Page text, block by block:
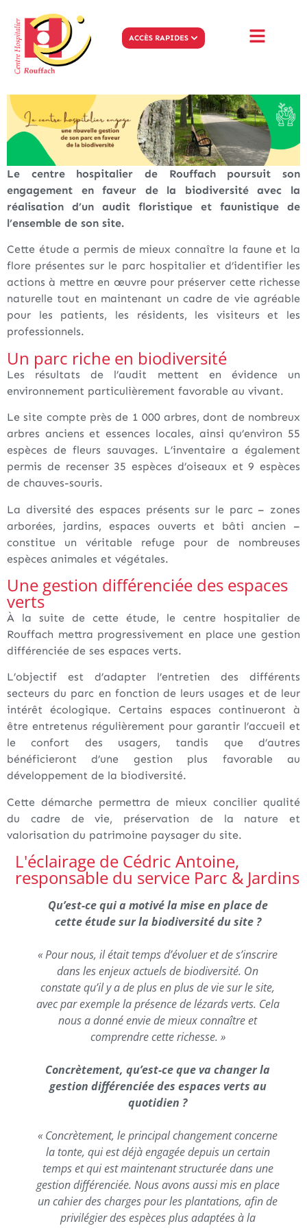
ACCÈS RAPIDES
Le centre hospitalier de Rouffach poursuit son
engagement en faveur de la biodiversité avec la
réalisation d’un audit floristique et faunistique de
l’ensemble de son site.
Cette étude a permis de mieux connaître la faune et la
flore présentes sur le parc hospitalier et d’identifier les
actions à mettre en œuvre pour préserver cette richesse
naturelle tout en maintenant un cadre de vie agréable
pour les patients, les résidents, les visiteurs et les
professionnels.
Un parc riche en biodiversité
Les résultats de l’audit mettent en évidence un
environnement particulièrement favorable au vivant.
Le site compte près de 1 000 arbres, dont de nombreux
arbres anciens et essences locales, ainsi qu’environ 55
espèces de fleurs sauvages. L’inventaire a également
permis de recenser 35 espèces d’oiseaux et 9 espèces
de chauves-souris.
La diversité des espaces présents sur le parc – zones
arborées, jardins, espaces ouverts et bâti ancien –
constitue un véritable refuge pour de nombreuses
espèces animales et végétales.
Une gestion différenciée des espaces
verts
À la suite de cette étude, le centre hospitalier de
Rouffach mettra progressivement en place une gestion
différenciée de ses espaces verts.
L’objectif est d’adapter l’entretien des différents
secteurs du parc en fonction de leurs usages et de leur
intérêt écologique. Certains espaces continueront à
être entretenus régulièrement pour garantir l’accueil et
le confort des usagers, tandis que d’autres
bénéficieront d’une gestion plus favorable au
développement de la biodiversité.
Cette démarche permettra de mieux concilier qualité
du cadre de vie, préservation de la nature et
valorisation du patrimoine paysager du site.
L'éclairage de Cédric Antoine,
responsable du service Parc & Jardins
Qu’est-ce qui a motivé la mise en place de
cette étude sur la biodiversité du site ?
« Pour nous, il était temps d’évoluer et de s’inscrire
dans les enjeux actuels de biodiversité. On
constate qu’il y a de plus en plus de vie sur le site,
avec par exemple la présence de lézards verts. Cela
nous a donné envie de mieux connaître et
comprendre cette richesse. »
Concrètement, qu’est-ce que va changer la
gestion différenciée des espaces verts au
quotidien ?
« Concrètement, le principal changement concerne
la tonte, qui est déjà engagée depuis un certain
temps et qui est maintenant structurée dans une
gestion différenciée. Nous avons aussi mis en place
un cahier des charges pour les plantations, afin de
privilégier des espèces plus adaptées à la